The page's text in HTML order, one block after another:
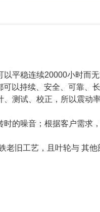
平稳连续20000小时而
以持续、安全、可靠、长
测试、校正，所以震动
的噪音；根据客户需求
老旧工艺，且叶轮与 其他